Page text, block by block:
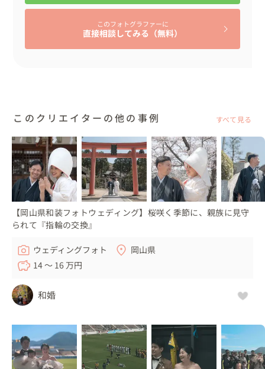
ノリノリでケーキを召し上がる姿に、会場内は大盛り上が
りとなり、撮影する私もいっしょに楽しんでしまいました
れておりました。
その後も「ゲストに楽しんでもらいたい！」そんなおふた
りの気持ちがたくさん詰まった演出の数々に、楽しい時間
を過ごされていました。
私のこだわりの『記念品贈呈までエンドロールに入れるこ
と』
今回も披露宴会場内にスタッフを配置し、無線で進行状況
記念品贈呈まで撮影し、一度最後の仕上げへ💨
完成したエンドロールをPAさんに納品後、無事に間に合っ
たので、新郎様から新婦様へ謝辞後のサプライズ『花束プ
レゼント💐』もしっかり撮影できて一安心😊
笑顔や笑い声がたえず、サプライズやユーモアがいっぱい
のおふたりの結婚式。
このフォトグラファーに
直接相談してみる（無料）
このクリエイターの他の事例 すべて見る
【岡山県和装フォトウェディング】桜咲く季節に、親族に見守
られて『指輪の交換』
ウェディングフォト
岡山県
14 〜 16 万円
和婚